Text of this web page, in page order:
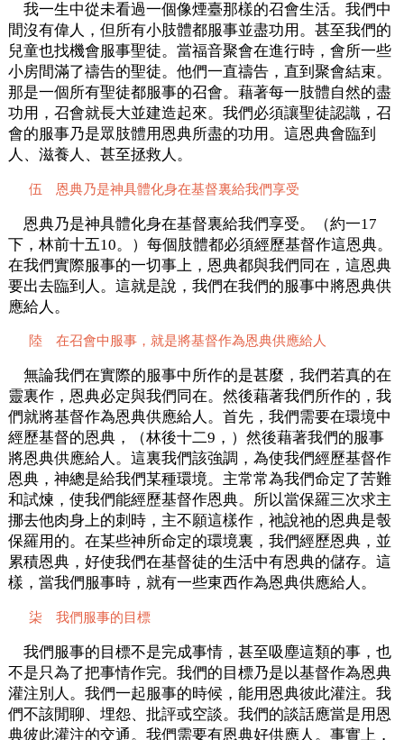
我一生中從未看過一個像煙臺那樣的召會生活。我們中
間沒有偉人，但所有小肢體都服事並盡功用。甚至我們的
兒童也找機會服事聖徒。當福音聚會在進行時，會所一些
小房間滿了禱告的聖徒。他們一直禱告，直到聚會結束。
那是一個所有聖徒都服事的召會。藉著每一肢體自然的盡
功用，召會就長大並建造起來。我們必須讓聖徒認識，召
會的服事乃是眾肢體用恩典所盡的功用。這恩典會臨到
人、滋養人、甚至拯救人。
伍 恩典乃是神具體化身在基督裏給我們享受
恩典乃是神具體化身在基督裏給我們享受。（約一17
下，林前十五10。）每個肢體都必須經歷基督作這恩典。
在我們實際服事的一切事上，恩典都與我們同在，這恩典
要出去臨到人。這就是說，我們在我們的服事中將恩典供
應給人。
陸 在召會中服事，就是將基督作為恩典供應給人
無論我們在實際的服事中所作的是甚麼，我們若真的在
靈裏作，恩典必定與我們同在。然後藉著我們所作的，我
們就將基督作為恩典供應給人。首先，我們需要在環境中
經歷基督的恩典，（林後十二9，）然後藉著我們的服事
將恩典供應給人。這裏我們該強調，為使我們經歷基督作
恩典，神總是給我們某種環境。主常常為我們命定了苦難
和試煉，使我們能經歷基督作恩典。所以當保羅三次求主
挪去他肉身上的刺時，主不願這樣作，祂說祂的恩典是彀
保羅用的。在某些神所命定的環境裏，我們經歷恩典，並
累積恩典，好使我們在基督徒的生活中有恩典的儲存。這
樣，當我們服事時，就有一些東西作為恩典供應給人。
柒 我們服事的目標
我們服事的目標不是完成事情，甚至吸塵這類的事，也
不是只為了把事情作完。我們的目標乃是以基督作為恩典
灌注別人。我們一起服事的時候，能用恩典彼此灌注。我
們不該閒聊、埋怨、批評或空談。我們的談話應當是用恩
典彼此灌注的交通。我們需要有恩典好供應人。事實上，